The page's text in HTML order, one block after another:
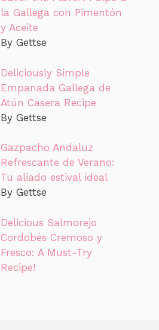
la Gallega con Pimentón
y Aceite
By Gettse
Deliciously Simple
Empanada Gallega de
Atún Casera Recipe
By Gettse
Gazpacho Andaluz
Refrescante de Verano:
Tu aliado estival ideal
By Gettse
Delicious Salmorejo
Cordobés Cremoso y
Fresco: A Must-Try
Recipe!